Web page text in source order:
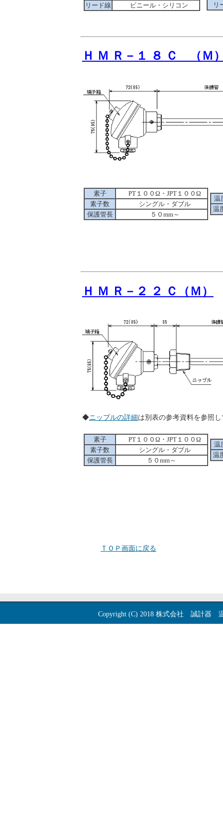
リード線
ビニール・シリコン
リ
Ｈ Ｍ Ｒ－１ ８ Ｃ （Ｍ
素子
PT１００Ω・JPT１００Ω
素子数
シングル・ダブル
保護管長
５０mm～
温
温
Ｈ Ｍ Ｒ－２ ２ Ｃ（Ｍ）
◆ニップルの詳細は別表の参考資料
素子
PT１００Ω・JPT１００Ω
素子数
シングル・ダブル
保護管長
５０mm～
温
温
ＴＯＰ画面に戻る
Copyright (C) 2018 株式会社 誠計器 温